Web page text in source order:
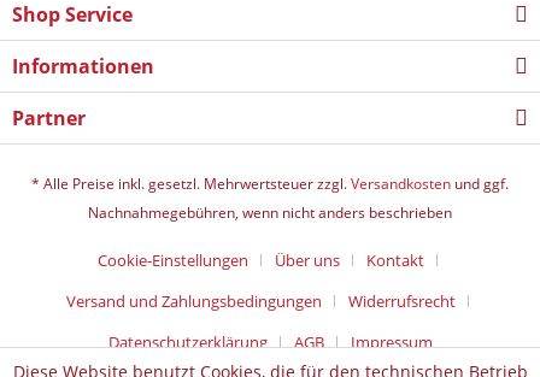
Shop Service
Informationen
Partner
* Alle Preise inkl. gesetzl. Mehrwertsteuer zzgl.Versandkosten und ggf.
Nachnahmegebühren, wenn nicht anders beschrieben
Cookie-Einstellungen Über uns
Kontakt
Versand und Zahlungsbedingungen
Widerrufsrecht
Datenschutz­erklärung
AGB Impressum
Diese Website benutzt Cookies, die für den technischen Betrieb